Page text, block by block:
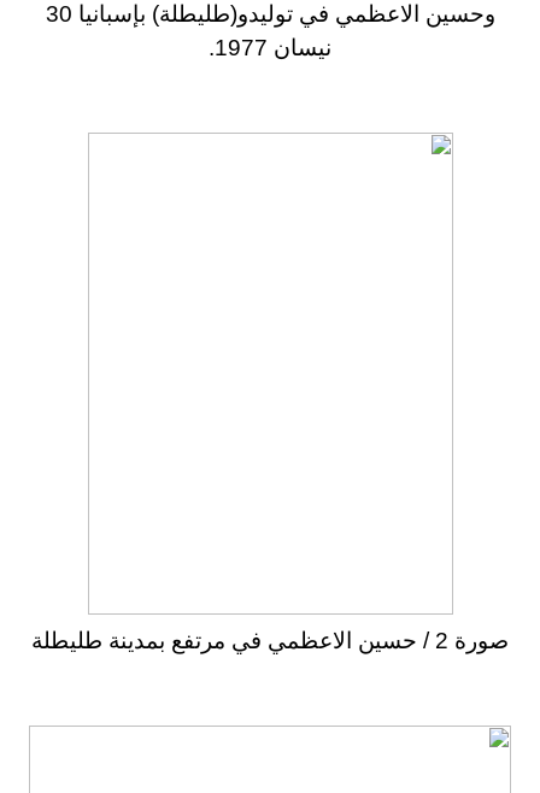
وحسين الاعظمي في توليدو(طليطلة) بإسبانيا 30
نيسان 1977.
صورة 2 / حسين الاعظمي في مرتفع بمدينة طليطلة